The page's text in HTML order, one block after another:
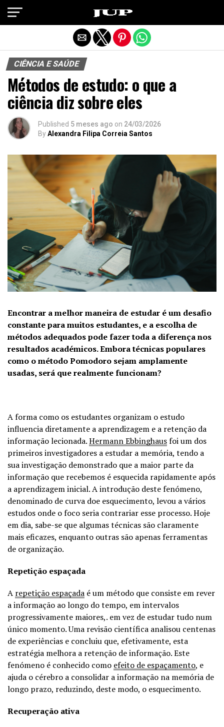
CIÊNCIA E SAÚDE
Métodos de estudo: o que a
ciência diz sobre eles
Published 5 meses ago on 24/03/2026
ByAlexandra Filipa Correia Santos
Encontrar a melhor maneira de estudar é um desafio
constante para muitos estudantes, e a escolha de
métodos adequados pode fazer toda a diferença nos
resultados académicos. Embora técnicas populares
como o método Pomodoro sejam amplamente
usadas, será que realmente funcionam?
A forma como os estudantes organizam o estudo
influencia diretamente a aprendizagem e a retenção da
informação lecionada.Hermann Ebbinghausfoi um dos
primeiros investigadores a estudar a memória, tendo a
sua investigação demonstrado que a maior parte da
informação que recebemos é esquecida rapidamente após
a aprendizagem inicial. A introdução deste fenómeno,
denominado de curva doe esquecimento, levou a vários
estudos onde o foco seria contrariar esse processo. Hoje
em dia, sabe-se que algumas técnicas são claramente
mais eficazes, enquanto outras são apenas ferramentas
de organização.
Repetição espaçada
A repetição espaçada é um método que consiste em rever
a informação ao longo do tempo, em intervalos
progressivamente maiores,. em vez de estudar tudo num
único momento. Uma revisão científica analisou centenas
de experiências e concluiu que, efetivamente, esta
estratégia melhora a retenção de informação. Este
fenómeno é conhecido como efeito de espaçamento, e
ajuda o cérebro a consolidar a informação na memória de
longo prazo, reduzindo, deste modo, o esquecimento.
Recuperação ativa
Exit mobile version